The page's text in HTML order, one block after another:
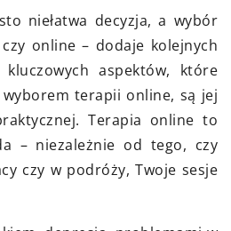
niełatwa decyzja, a wybór
online – dodaje kolejnych
aspektów, które
terapii online, są jej
Terapia online to
– niezależnie od tego, czy
czy w podróży, Twoje sesje